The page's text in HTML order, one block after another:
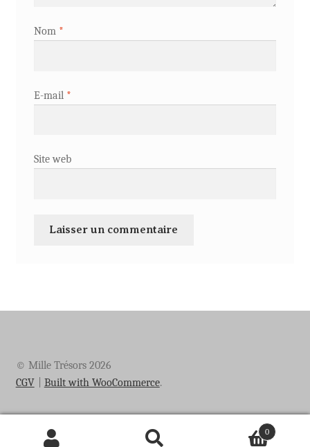
Nom *
E-mail *
Site web
© Mille Trésors 2026
CGV
Built with WooCommerce.
0